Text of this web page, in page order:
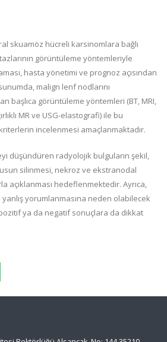
skuamöz hücreli karsinomlara bağlı
görüntüleme yöntemleriyle
hasta yönetimi ve prognoz açısından
malign lenf nodlarını
başlıca görüntüleme yöntemleri (BT, MRI,
MR ve USG-elastografi) ile bu
incelenmesi amaçlanmaktadır.
düşündüren radyolojik bulguların şekil,
silinmesi, nekroz ve ekstranodal
açıklanması hedeflenmektedir. Ayrıca,
yanlış yorumlanmasına neden olabilecek
ya da negatif sonuçlara da dikkat